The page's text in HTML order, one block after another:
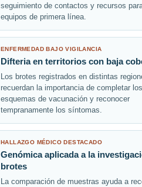
seguimiento de contactos y recursos
equipos de primera línea.
ENFERMEDAD BAJO VIGILANCIA
Difteria en territorios con baja
Los brotes registrados en distintas
recuerdan la importancia de completar los
esquemas de vacunación y reconocer
tempranamente los síntomas.
HALLAZGO MÉDICO DESTACADO
Genómica aplicada a la
brotes
La comparación de muestras ayuda a